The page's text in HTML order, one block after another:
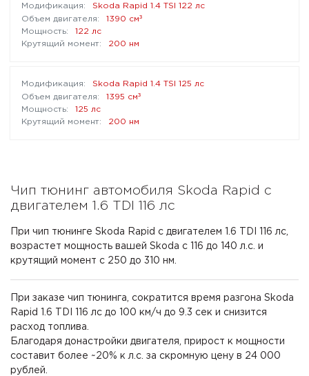
Skoda Rapid 1.4 TSI 122 лс
1390 см³
122 лс
200 нм
Skoda Rapid 1.4 TSI 125 лс
1395 см³
125 лс
200 нм
Чип тюнинг автомобиля Skoda Rapid с
двигателем 1.6 TDI 116 лс
При чип тюнинге Skoda Rapid с двигателем 1.6 TDI 116 лс,
возрастет мощность вашей Skoda с 116 до 140 л.с. и
крутящий момент с 250 до 310 нм.
При заказе чип тюнинга, сократится время разгона Skoda
Rapid 1.6 TDI 116 лс до 100 км/ч до 9.3 сек и снизится
расход топлива.
Благодаря донастройки двигателя, прирост к мощности
составит более ~20% к л.с. за скромную цену в 24 000
рублей.